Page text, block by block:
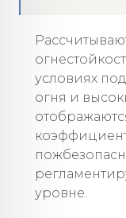
условиях
огня и
уровне.